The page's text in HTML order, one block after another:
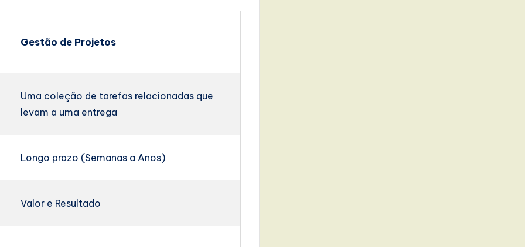
Gestão de Projetos
Uma coleção de tarefas relacionadas que
levam a uma entrega
Longo prazo (Semanas a Anos)
Valor e Resultado